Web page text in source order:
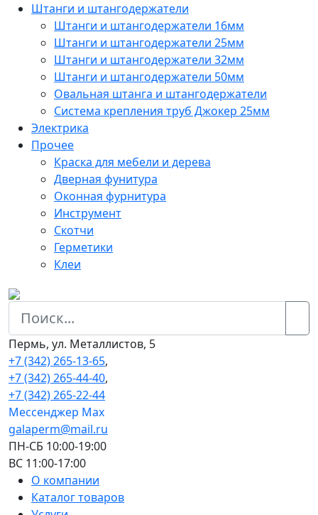
Штанги и штангодержатели
Штанги и штангодержатели 16мм
Штанги и штангодержатели 25мм
Штанги и штангодержатели 32мм
Штанги и штангодержатели 50мм
Овальная штанга и штангодержатели
Система крепления труб Джокер 25мм
Электрика
Прочее
Краска для мебели и дерева
Дверная фунитура
Оконная фурнитура
Инструмент
Скотчи
Герметики
Клеи
Пермь, ул. Металлистов, 5
+7 (342) 265-13-65,
+7 (342) 265-44-40,
+7 (342) 265-22-44
Мессенджер Мах
galaperm@mail.ru
ПН-СБ 10:00-19:00
ВС 11:00-17:00
О компании
Каталог товаров